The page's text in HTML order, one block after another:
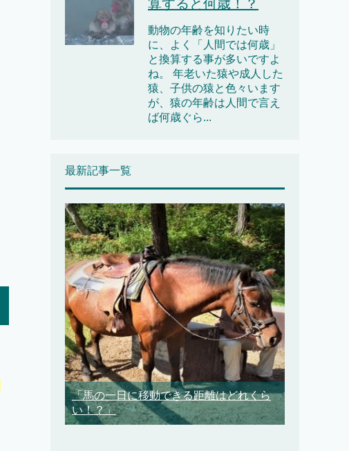
算すると何歳！？
動物の年齢を知りたい時
に、よく「人間では何歳」
と換算する事が多いですよ
ね。 年老いた猿や成人した
猿、子供の猿と色々います
が、猿の年齢は人間で言え
ば何歳ぐら...
最新記事一覧
「馬の一日に移動できる距離はどれくら
い！？」